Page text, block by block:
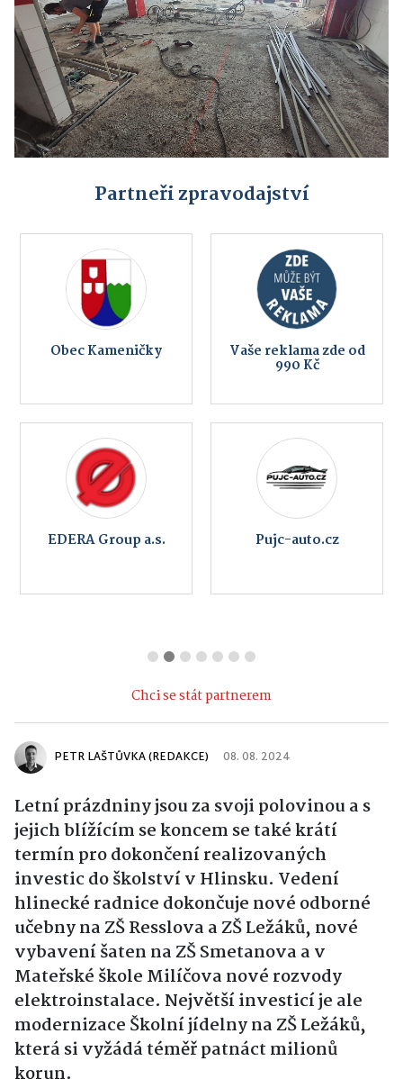
Partneři zpravodajství
Obec Kameničky Vaše reklama zde od
990 Kč
EDERA Group a.s. Pujc-auto.cz
Chci se stát partnerem
PETR LAŠTŮVKA (REDAKCE) 08. 08. 2024
Letní prázdniny jsou za svoji polovinou a s
jejich blížícím se koncem se také krátí
termín pro dokončení realizovaných
investic do školství v Hlinsku. Vedení
hlinecké radnice dokončuje nové odborné
učebny na ZŠ Resslova a ZŠ Ležáků, nové
vybavení šaten na ZŠ Smetanova a v
Mateřské škole Milíčova nové rozvody
elektroinstalace. Největší investicí je ale
modernizace Školní jídelny na ZŠ Ležáků,
která si vyžádá téměř patnáct milionů